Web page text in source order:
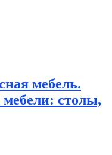
мебель.
столы,